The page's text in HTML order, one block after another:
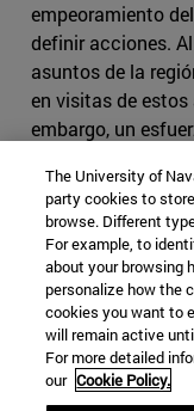
empeoramiento
definir acciones.
asuntos de la
en visitas de estos
embargo, un
tratar allí de sus
Clinton: Haití
El presidente
región en su
Uphold Democracy
Bertrand Aristide,
Haití para la
The University of
party cookies to
browse. Different
For example, to
about your browsing
personalize how the
cookies you want to
will remain active
For more detailed
our Cookie Policy.